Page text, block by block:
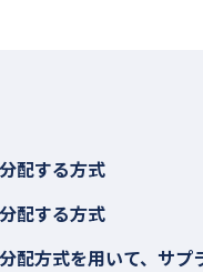
配する方式
配する方式
配方式を用いて、サ